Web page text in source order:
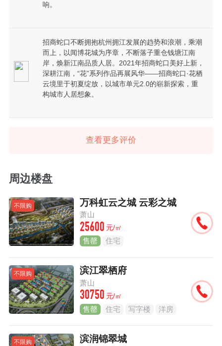
响。
招商蛇口不断拥抱杭州拥江发展的趋势和浪潮，乘潮
而上，以闻博花城为序章，不断落子重仓钱塘江南
岸，焕新江南品质人居。2021年招商蛇口美好上新，
深耕江南，“花”系列作品再展风华——招商蛇口·花栖
云境里于初夏绽放，以城市单元2.0的崭新探索，重
构城市人居想象。
查看更多评价
周边楼盘
不限购 万科虹云之城 云彩之城
萧山
25600 元/㎡
售罄 住宅
不限购 滨江翠栖府
萧山
30750 元/㎡
售罄 住宅 写字楼 洋房
不限购 滨润锦翠城